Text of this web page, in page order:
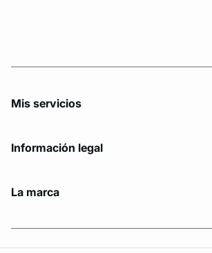
Mis servicios
Información legal
La marca